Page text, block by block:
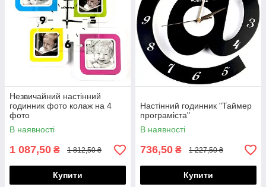
Незвичайний настінний
годинник фото колаж на 4
фото
В наявності
1 087,50 ₴ 1 812,50 ₴
Купити
Настінний годинник "Таймер
програміста"
В наявності
736,50 ₴ 1 227,50 ₴
Купити